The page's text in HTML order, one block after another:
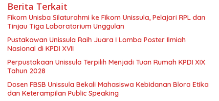
Berita Terkait
Fikom Unisba Silaturahmi ke Fikom Unissula, Pelajari RPL dan
Tinjau Tiga Laboratorium Unggulan
Pustakawan Unissula Raih Juara I Lomba Poster Ilmiah
Nasional di KPDI XVII
Perpustakaan Unissula Terpilih Menjadi Tuan Rumah KPDI XIX
Tahun 2028
Dosen FBSB Unissula Bekali Mahasiswa Kebidanan Blora Etika
dan Keterampilan Public Speaking